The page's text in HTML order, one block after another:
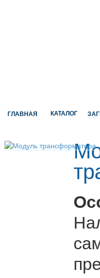
ГЛАВНАЯ КАТАЛОГ